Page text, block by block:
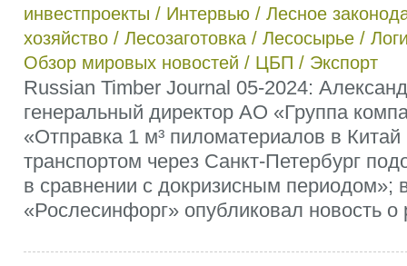
инвестпроекты / Интервью / Лесное
хозяйство / Лесозаготовка / Лесосырье /
Обзор мировых новостей / ЦБП / Экспорт
Russian Timber Journal 05-2024:
генеральный директор АО «Группа
«Отправка 1 м³ пиломатериалов в
транспортом через Санкт-Петербург
в сравнении с докризисным периодом»;
«Рослесинфорг» опубликовал новость о